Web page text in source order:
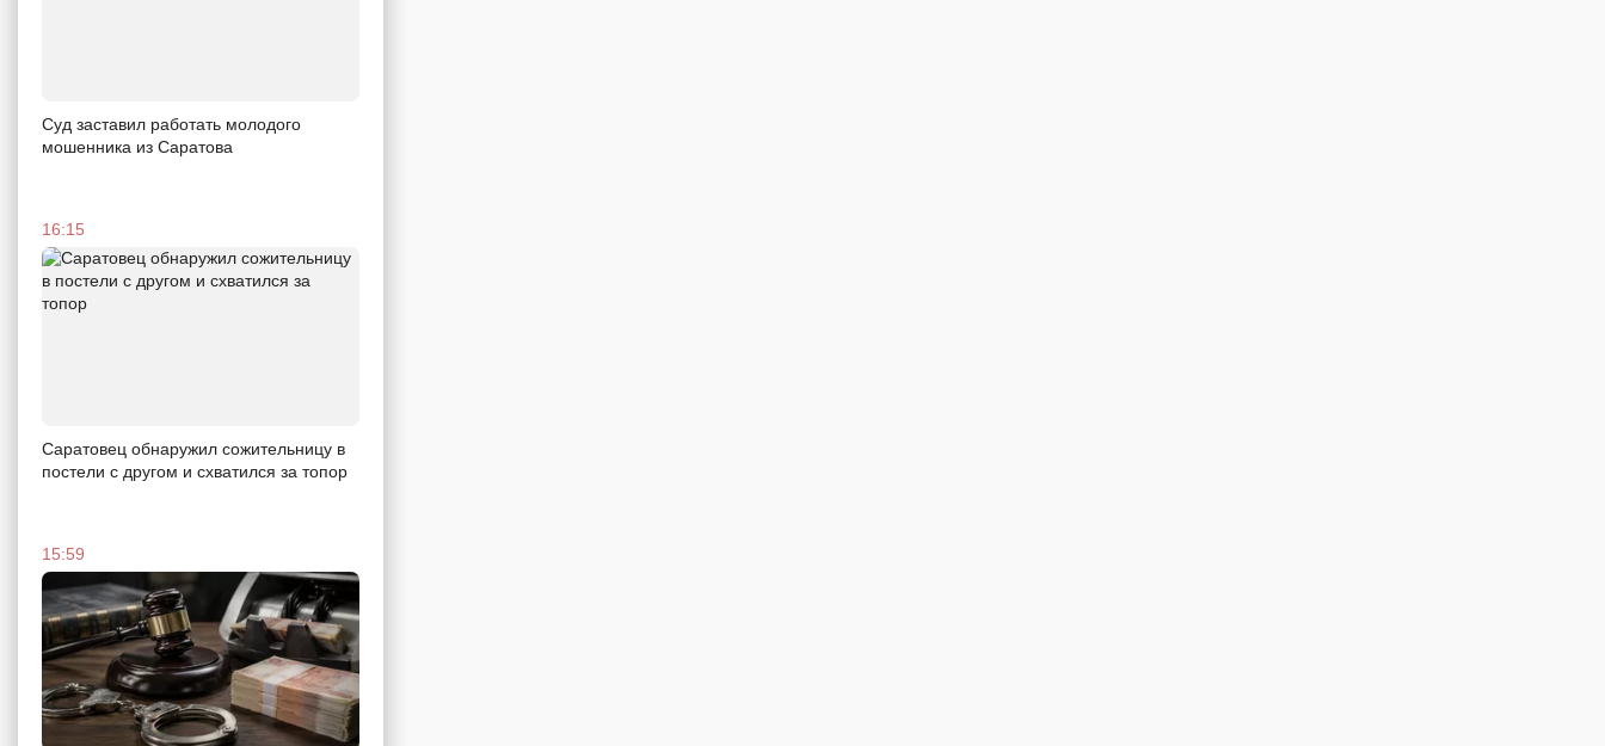
Суд заставил работать молодого
мошенника из Саратова
16:15
Саратовец обнаружил сожительницу в
постели с другом и схватился за топор
15:59